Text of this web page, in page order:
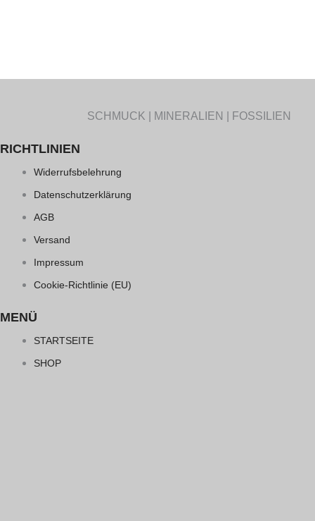
SCHMUCK | MINERALIEN | FOSSILIEN
RICHTLINIEN
Widerrufsbelehrung
Datenschutzerklärung
AGB
Versand
Impressum
Cookie-Richtlinie (EU)
MENÜ
STARTSEITE
SHOP